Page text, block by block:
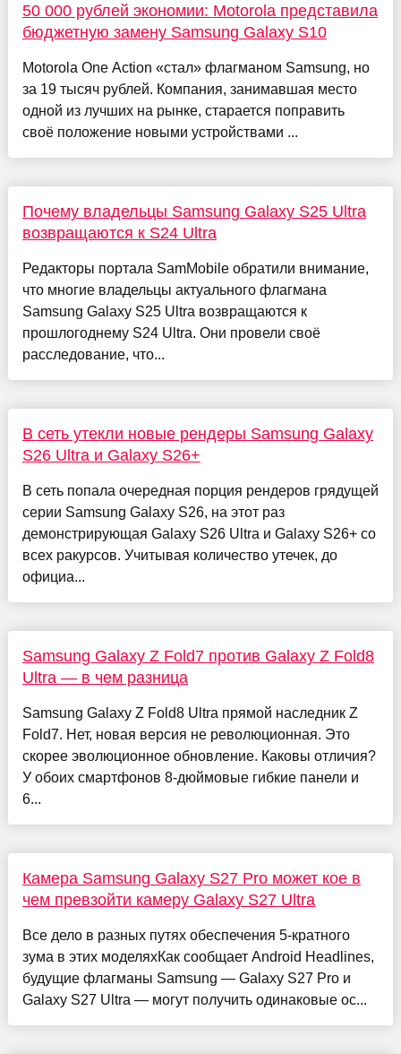
50 000 рублей экономии: Motorola представила
бюджетную замену Samsung Galaxy S10
Motorola One Action «стал» флагманом Samsung, но
за 19 тысяч рублей. Компания, занимавшая место
одной из лучших на рынке, старается поправить
своё положение новыми устройствами ...
Почему владельцы Samsung Galaxy S25 Ultra
возвращаются к S24 Ultra
Редакторы портала SamMobile обратили внимание,
что многие владельцы актуального флагмана
Samsung Galaxy S25 Ultra возвращаются к
прошлогоднему S24 Ultra. Они провели своё
расследование, что...
В сеть утекли новые рендеры Samsung Galaxy
S26 Ultra и Galaxy S26+
В сеть попала очередная порция рендеров грядущей
серии Samsung Galaxy S26, на этот раз
демонстрирующая Galaxy S26 Ultra и Galaxy S26+ со
всех ракурсов. Учитывая количество утечек, до
официа...
Samsung Galaxy Z Fold7 против Galaxy Z Fold8
Ultra — в чем разница
Samsung Galaxy Z Fold8 Ultra прямой наследник Z
Fold7. Нет, новая версия не революционная. Это
скорее эволюционное обновление. Каковы отличия?
У обоих смартфонов 8-дюймовые гибкие панели и
6...
Камера Samsung Galaxy S27 Pro может кое в
чем превзойти камеру Galaxy S27 Ultra
Все дело в разных путях обеспечения 5-кратного
зума в этих моделяхКак сообщает Android Headlines,
будущие флагманы Samsung — Galaxy S27 Pro и
Galaxy S27 Ultra — могут получить одинаковые ос...